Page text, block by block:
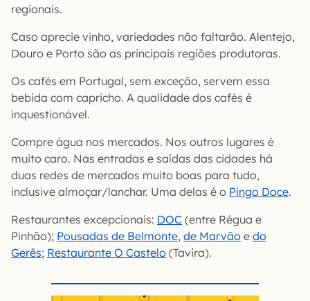
regionais.
Caso aprecie vinho, variedades não faltarão. Alentejo,
Douro e Porto são as principais regiões produtoras.
Os cafés em Portugal, sem exceção, servem essa
bebida com capricho. A qualidade dos cafés é
inquestionável.
Compre água nos mercados. Nos outros lugares é
muito caro. Nas entradas e saídas das cidades há
duas redes de mercados muito boas para tudo,
inclusive almoçar/lanchar. Uma delas é o Pingo Doce.
Restaurantes excepcionais: DOC (entre Régua e
Pinhão); Pousadas de Belmonte, de Marvão e do
Gerês; Restaurante O Castelo (Tavira).